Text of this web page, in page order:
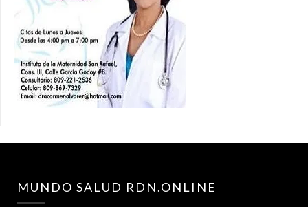
MUNDO SALUD RDN.ONLINE